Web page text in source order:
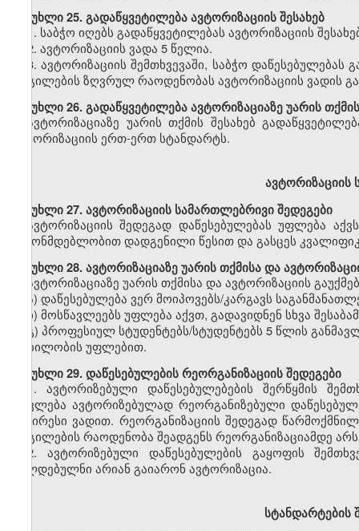
მუხლი25. გადაწყვეტილება ავტორიზაციის შესახებ
1. საბჭო იღებს გადაწყვეტილებას ავტორიზაციის
2. ავტორიზაციის ვადა 5 წელია.
3. ავტორიზაციის შემთხვევაში, საბჭო
ადგილების ზღვრულ რაოდენობას ავტორიზაციის ვადის
მუხლი26. გადაწყვეტილება ავტორიზაციაზე უარის
ავტორიზაციაზე უარის თქმის შესახებ
ავტორიზაციის ერთ-ერთ სტანდარტს.
ავტორიზაციის
მუხლი27. ავტორიზაციის სამართლებრივი შედეგები
ავტორიზაციის შედეგად დაწესებულებას უფლება
კანონმდებლობით დადგენილი წესით და გასცეს
მუხლი28. ავტორიზაციაზე უარის თქმისა და
ავტორიზაციაზე უარის თქმისა და ავტორიზაციის
ა) დაწესებულება ვერ მოიპოვებს/კარგავს
ბ) მოსწავლეებს უფლება აქვთ, გადავიდნენ სხვა
გ) პროფესიულ სტუდენტებს/სტუდენტებს 5 წლის
მობილობის უფლებით.
მუხლი29. დაწესებულების რეორგანიზაციის შედეგები
1. ავტორიზებული დაწესებულებების შერწყმის
ითვლება ავტორიზებულად რეორგანიზებული
უმცირესი ვადით. რეორგანიზაციის შედეგად
ადგილების რაოდენობა შეადგენს რეორგანიზაციამდე
2. ავტორიზებული დაწესებულების გაყოფის
ვალდებულნი არიან გაიარონ ავტორიზაცია.
სტანდარტების